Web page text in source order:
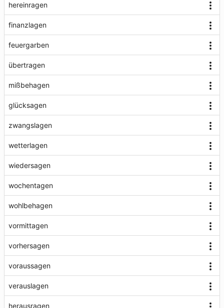
hereinragen
finanzlagen
feuergarben
übertragen
mißbehagen
glücksagen
zwangslagen
wetterlagen
wiedersagen
wochentagen
wohlbehagen
vormittagen
vorhersagen
voraussagen
verauslagen
herausragen